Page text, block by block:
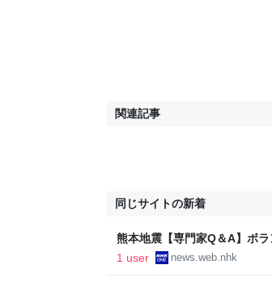
関連記事
同じサイトの新着
熊本地震【専門家Q＆A】ボ
ス
1 user news.web.nhk